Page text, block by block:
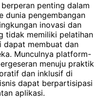
penting dalam
dunia pengembangan
inovasi dan
tidak memiliki pelatihan
dapat membuat dan
Munculnya platform-
menuju praktik
dan inklusif di
dapat berpartisipasi
aplikasi.